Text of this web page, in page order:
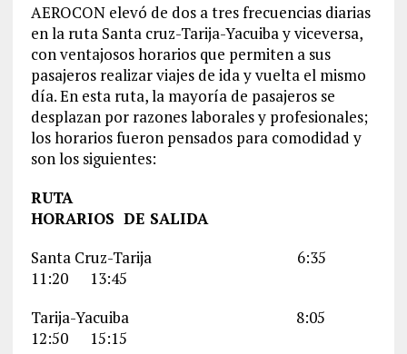
AEROCON elevó de dos a tres frecuencias diarias
en la ruta Santa cruz-Tarija-Yacuiba y viceversa,
con ventajosos horarios que permiten a sus
pasajeros realizar viajes de ida y vuelta el mismo
día. En esta ruta, la mayoría de pasajeros se
desplazan por razones laborales y profesionales;
los horarios fueron pensados para comodidad y
son los siguientes:
RUTA
HORARIOS DE SALIDA
Santa Cruz-Tarija 6:35
11:20 13:45
Tarija-Yacuiba 8:05
12:50 15:15